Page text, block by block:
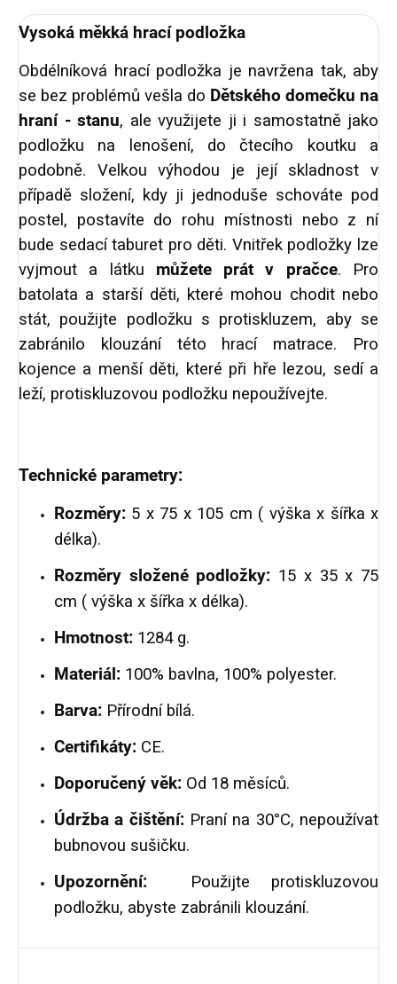
Vysoká měkká hrací podložka
Obdélníková hrací podložka je navržena tak, aby
se bez problémů vešla do Dětského domečku na
hraní - stanu, ale využijete ji i samostatně jako
podložku na lenošení, do čtecího koutku a
podobně. Velkou výhodou je její skladnost v
případě složení, kdy ji jednoduše schováte pod
postel, postavíte do rohu místnosti nebo z ní
bude sedací taburet pro děti. Vnitřek podložky lze
vyjmout a látku můžete prát v pračce. Pro
batolata a starší děti, které mohou chodit nebo
stát, použijte podložku s protiskluzem, aby se
zabránilo klouzání této hrací matrace. Pro
kojence a menší děti, které při hře lezou, sedí a
leží, protiskluzovou podložku nepoužívejte.
Technické parametry:
Rozměry: 5 x 75 x 105 cm ( výška x šířka x
délka).
Rozměry složené podložky: 15 x 35 x 75
cm ( výška x šířka x délka).
Hmotnost: 1284 g.
Materiál: 100% bavlna, 100% polyester.
Barva: Přírodní bílá.
Certifikáty: CE.
Doporučený věk: Od 18 měsíců.
Údržba a čištění: Praní na 30°C, nepoužívat
bubnovou sušičku.
Upozornění:
Použijte protiskluzovou
podložku, abyste zabránili klouzání.